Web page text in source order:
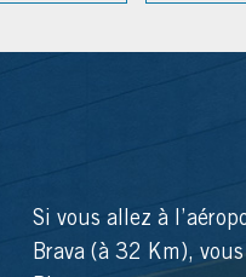
Si vous allez à
Brava (à 32 Km),